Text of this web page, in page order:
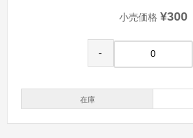
小売価格 ¥300
-
在庫